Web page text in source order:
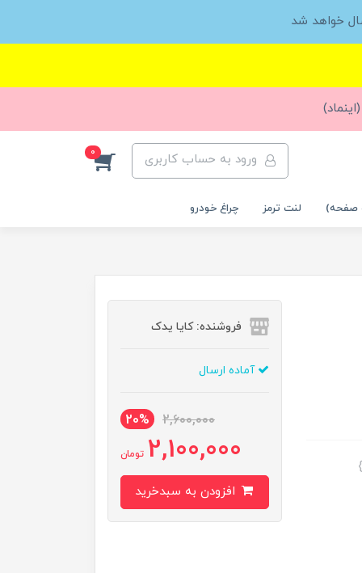
خواهد شد
ورود به حساب کاربری 0
صفحه) لنت ترمز چراغ خودرو
فروشنده: کایا یدک
آماده ارسال
2,600,000
20%
2,100,000 تومان